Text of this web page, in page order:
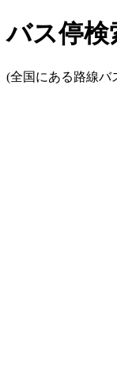
バス停検
(全国にある路線バ